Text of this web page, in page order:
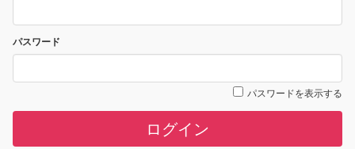
パスワード
パスワードを表示する
ログイン